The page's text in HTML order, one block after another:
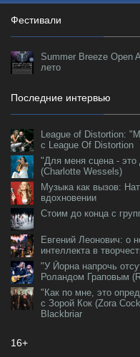
Фестивали
Summer Breeze Open
лето
Последние интервью
League of Distortion:
с League Of Distortion
"Для меня сцена -
(Charlotte Wessels)
Музыка как вызов:
вдохновении
Стоим до конца с
Евгений Леонович: о
интеллекта в
"У Йорна напрочь
Роландом Граповым
"Как по мне, это
с Зорой Кок (Zora
Blackbriar
16+